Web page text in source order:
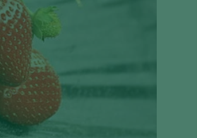
Finland (Swedish)
France
Germany
Greece